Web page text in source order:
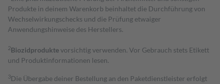
Produkte in deinem Warenkorb beinhaltet die Durchführung von
Wechselwirkungschecks und die Prüfung etwaiger
Anwendungshinweise des Herstellers.
2Biozidproduktevorsichtig verwenden. Vor Gebrauch stets Etikett
und Produktinformationen lesen.
3Die Übergabe deiner Bestellung an den Paketdienstleister erfolgt